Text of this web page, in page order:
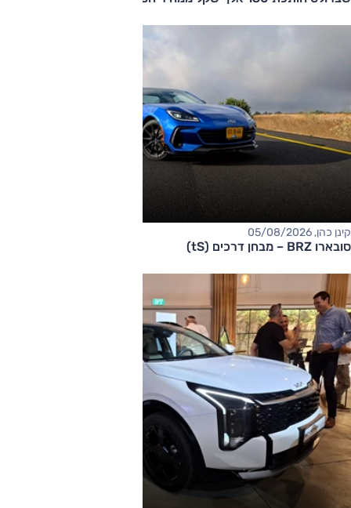
קינן כהן, 05/08/2026
סובארו BRZ – מבחן דרכים (tS)